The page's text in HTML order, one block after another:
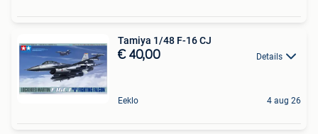
Tamiya 1/48 F-16 CJ
€ 40,00 Details
Eeklo 4 aug 26